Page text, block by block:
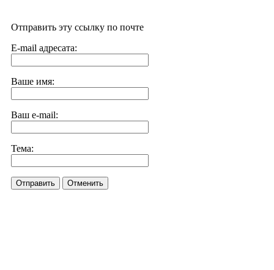
Отправить эту ссылку по почте
E-mail адресата:
Ваше имя:
Ваш e-mail:
Тема:
Отправить Отменить